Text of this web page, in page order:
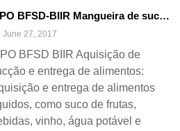
TIPO BFSD-BIIR Mangueira de sucção e entrega de alimentos
June 27, 2017
BFSD BIIR Aquisição de
e entrega de alimentos:
e entrega de alimentos
como suco de frutas,
vinho, água potável e